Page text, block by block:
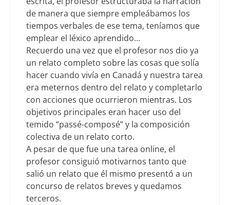
de manera que siempre empleábamos los
tiempos verbales de ese tema, teníamos que
emplear el léxico aprendido…
Recuerdo una vez que el profesor nos dio ya
un relato completo sobre las cosas que solía
hacer cuando vivía en Canadá y nuestra tarea
era meternos dentro del relato y completarlo
con acciones que ocurrieron mientras. Los
objetivos principales eran hacer uso del
temido “passé-composé” y la composición
colectiva de un relato corto.
A pesar de que fue una tarea online, el
profesor consiguió motivarnos tanto que
salió un relato que él mismo presentó a un
concurso de relatos breves y quedamos
terceros.